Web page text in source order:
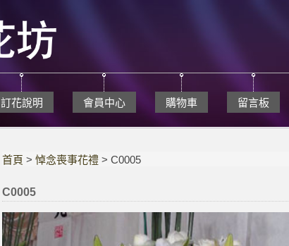
訂花說明 會員中心 購物車 留言板
首頁 >悼念喪事花禮 > C0005
C0005